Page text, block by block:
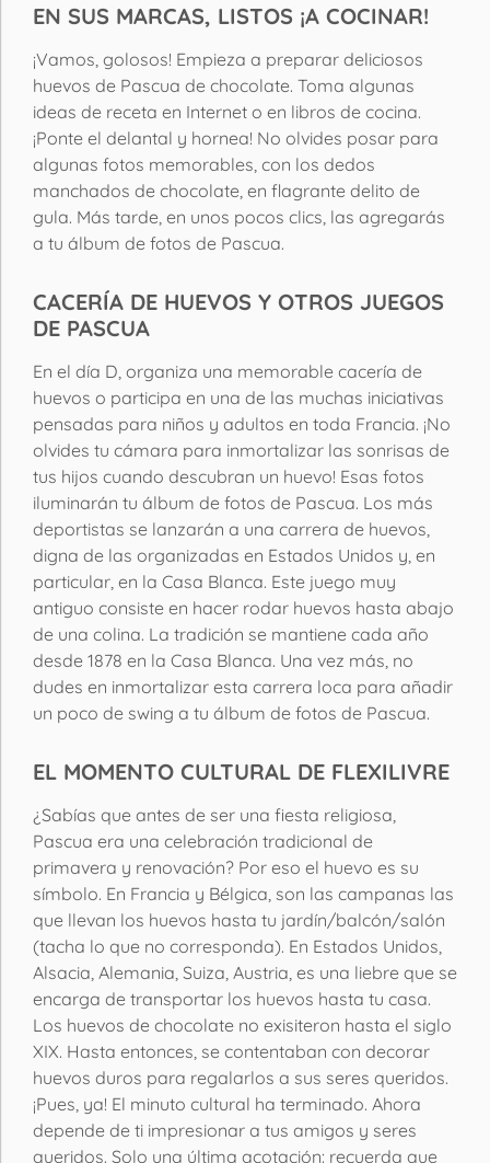
EN SUS MARCAS, LISTOS ¡A COCINAR!
¡Vamos, golosos! Empieza a preparar deliciosos
huevos de Pascua de chocolate. Toma algunas
ideas de receta en Internet o en libros de cocina.
¡Ponte el delantal y hornea! No olvides posar para
algunas fotos memorables, con los dedos
manchados de chocolate, en flagrante delito de
gula. Más tarde, en unos pocos clics, las agregarás
a tu álbum de fotos de Pascua.
CACERÍA DE HUEVOS Y OTROS JUEGOS
DE PASCUA
En el día D, organiza una memorable cacería de
huevos o participa en una de las muchas iniciativas
pensadas para niños y adultos en toda Francia. ¡No
olvides tu cámara para inmortalizar las sonrisas de
tus hijos cuando descubran un huevo! Esas fotos
iluminarán tu álbum de fotos de Pascua. Los más
deportistas se lanzarán a una carrera de huevos,
digna de las organizadas en Estados Unidos y, en
particular, en la Casa Blanca. Este juego muy
antiguo consiste en hacer rodar huevos hasta abajo
de una colina. La tradición se mantiene cada año
desde 1878 en la Casa Blanca. Una vez más, no
dudes en inmortalizar esta carrera loca para añadir
un poco de swing a tu álbum de fotos de Pascua.
EL MOMENTO CULTURAL DE FLEXILIVRE
¿Sabías que antes de ser una fiesta religiosa,
Pascua era una celebración tradicional de
primavera y renovación? Por eso el huevo es su
símbolo. En Francia y Bélgica, son las campanas las
que llevan los huevos hasta tu jardín/balcón/salón
(tacha lo que no corresponda). En Estados Unidos,
Alsacia, Alemania, Suiza, Austria, es una liebre que se
encarga de transportar los huevos hasta tu casa.
Los huevos de chocolate no exisiteron hasta el siglo
XIX. Hasta entonces, se contentaban con decorar
huevos duros para regalarlos a sus seres queridos.
¡Pues, ya! El minuto cultural ha terminado. Ahora
depende de ti impresionar a tus amigos y seres
queridos. Solo una última acotación: recuerda que